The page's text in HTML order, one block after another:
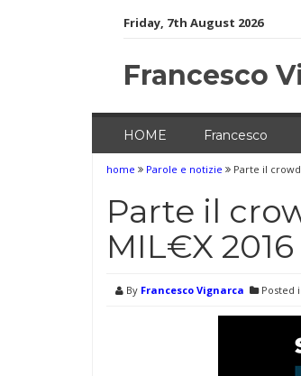
Friday, 7th August 2026
Francesco
HOME Francesco
home Parole e notizie Parte il
Parte il
MIL€X 2016
By Francesco Vignarca Posted